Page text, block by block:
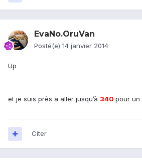
EvaNo.OruVan
Posté(e) 14 janvier 2014
Up
et je suis près a aller jusqu’à 340 pour un
Citer